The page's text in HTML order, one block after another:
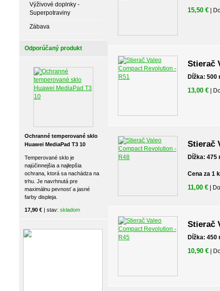
Výživové doplnky -
Superpotraviny
Zábava
Odporúčaný produkt
Ochranné temperované sklo
Huawei MediaPad T3 10
Temperované sklo je
najúčinnejšia a najlepšia
ochrana, ktorá sa nachádza na
trhu. Je navrhnutá pre
maximálnu pevnosť a jasné
farby displeja.
17,90 € | stav: skladom
15,50 € |
Stierač
Dĺžka: 500
13,00 € |
Stierač
Dĺžka: 475
Cena za 1
11,00 € |
Stierač
Dĺžka: 450
10,90 € |